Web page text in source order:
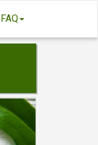
FAQ